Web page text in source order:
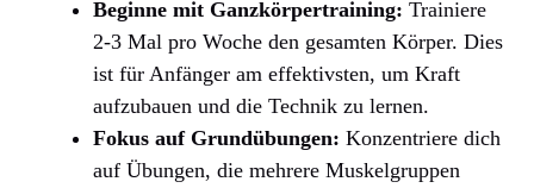
Beginne mit Ganzkörpertraining: Trainiere
2-3 Mal pro Woche den gesamten Körper. Dies
ist für Anfänger am effektivsten, um Kraft
aufzubauen und die Technik zu lernen.
Fokus auf Grundübungen: Konzentriere dich
auf Übungen, die mehrere Muskelgruppen